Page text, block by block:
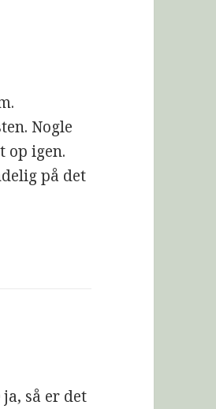
Nogle
op igen.
på det
så er det